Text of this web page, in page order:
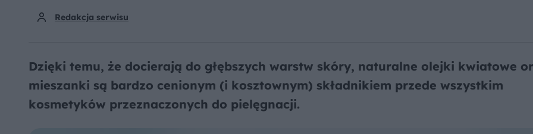
Redakcja serwisu
Dzięki temu, że docierają do głębszych warstw skóry, naturalne olejki kwiatowe
mieszanki są bardzo cenionym (i kosztownym) składnikiem przede wszystkim
kosmetyków przeznaczonych do pielęgnacji.